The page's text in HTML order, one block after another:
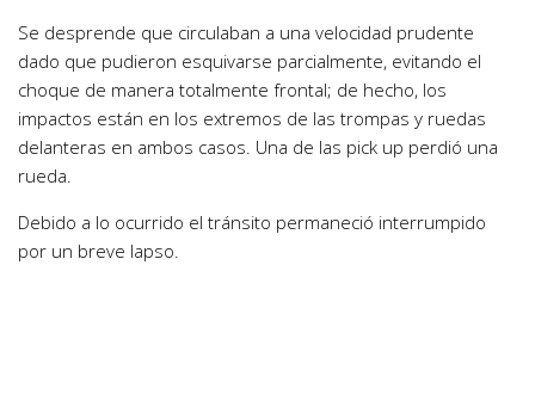
Se desprende que circulaban a una velocidad prudente
dado que pudieron esquivarse parcialmente, evitando el
choque de manera totalmente frontal; de hecho, los
impactos están en los extremos de las trompas y ruedas
delanteras en ambos casos. Una de las pick up perdió una
rueda.
Debido a lo ocurrido el tránsito permaneció interrumpido
por un breve lapso.